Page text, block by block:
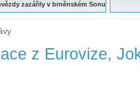
zazářily v brněnském Sonu
z Eurovize,